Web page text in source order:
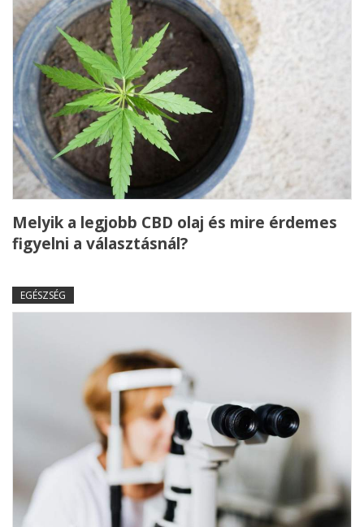
Melyik a legjobb CBD olaj és mire érdemes
figyelni a választásnál?
EGÉSZSÉG